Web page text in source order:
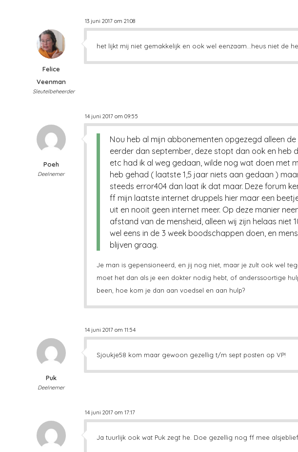
13 juni 2017 om 21:08
Felice
Veenman
Sleutelbeheerder
het lijkt mij niet gemakkelijk en ook wel eenzaam…heus niet de
14 juni 2017 om 09:55
Poeh
Deelnemer
Nou heb al mijn abbonementen opgezegd alleen
eerder dan september, deze stopt dan ook en heb
etc had ik al weg gedaan, wilde nog wat doen met
heb gehad ( laatste 1,5 jaar niets aan gedaan )
steeds error404 dan laat ik dat maar. Deze forum
ff mijn laatste internet druppels hier maar een
uit en nooit geen internet meer. Op deze manier
afstand van de mensheid, alleen wij zijn helaas niet
wel eens in de 3 week boodschappen doen, en
blijven graag.
Je man is gepensioneerd, en jij nog niet, maar je zult ook wel
moet het dan als je een dokter nodig hebt, of anderssoortige
been, hoe kom je dan aan voedsel en aan hulp?
14 juni 2017 om 11:54
Puk
Deelnemer
Sjoukje58 kom maar gewoon gezellig t/m sept posten op VP!
14 juni 2017 om 17:17
Ja tuurlijk ook wat Puk zegt he. Doe gezellig nog ff mee